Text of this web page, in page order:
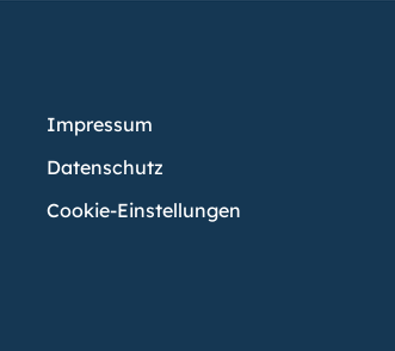
Impressum
Datenschutz
Cookie-Einstellungen